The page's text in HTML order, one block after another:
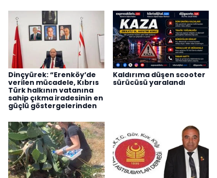
Dinçyürek: “Erenköy’de
verilen mücadele, Kıbrıs
Türk halkının vatanına
sahip çıkma iradesinin en
güçlü göstergelerinden
Kaldırıma düşen scooter
sürücüsü yaralandı